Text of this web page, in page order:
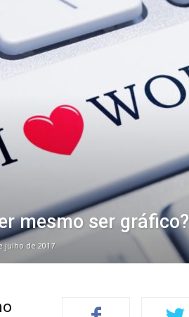
mesmo ser gráfico?
julho de 2017